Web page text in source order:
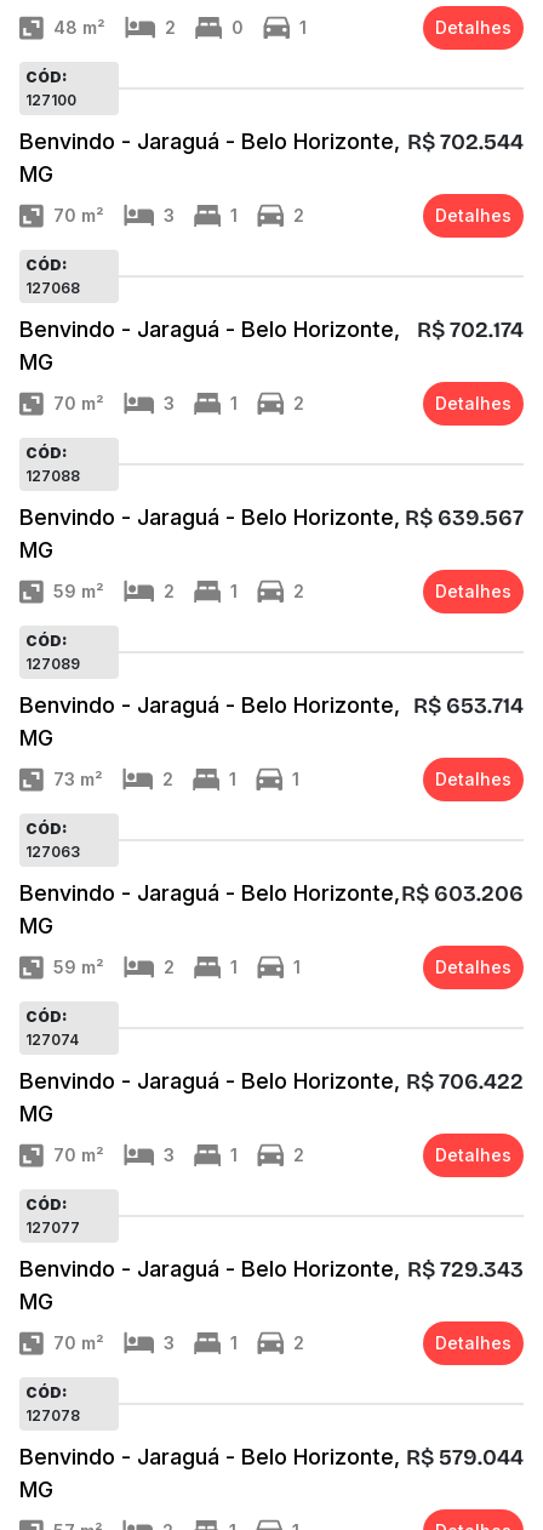
48 m² 2 0 1 Detalhes
CÓD:
127100
Benvindo - Jaraguá - Belo Horizonte,
MG
R$ 702.544
70 m² 3 1 2 Detalhes
CÓD:
127068
Benvindo - Jaraguá - Belo Horizonte,
MG
R$ 702.174
70 m² 3 1 2 Detalhes
CÓD:
127088
Benvindo - Jaraguá - Belo Horizonte,
MG
R$ 639.567
59 m² 2 1 2 Detalhes
CÓD:
127089
Benvindo - Jaraguá - Belo Horizonte,
MG
R$ 653.714
73 m² 2 1 1 Detalhes
CÓD:
127063
Benvindo - Jaraguá - Belo Horizonte,
MG
R$ 603.206
59 m² 2 1 1 Detalhes
CÓD:
127074
Benvindo - Jaraguá - Belo Horizonte,
MG
R$ 706.422
70 m² 3 1 2 Detalhes
CÓD:
127077
Benvindo - Jaraguá - Belo Horizonte,
MG
R$ 729.343
70 m² 3 1 2 Detalhes
CÓD:
127078
Benvindo - Jaraguá - Belo Horizonte,
MG
R$ 579.044